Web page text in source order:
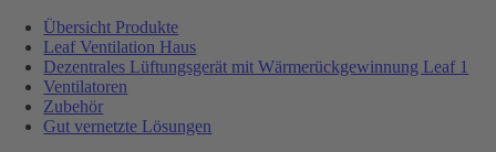
Übersicht Produkte
Leaf Ventilation Haus
Dezentrales Lüftungsgerät mit Wärmerückgewinnung Leaf 1
Ventilatoren
Zubehör
Gut vernetzte Lösungen